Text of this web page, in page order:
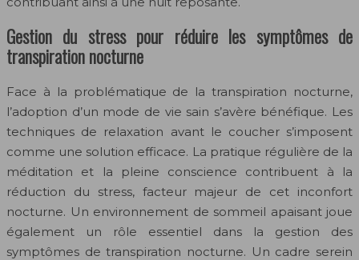
Gestion du stress pour réduire les symptômes de
transpiration nocturne
Face à la problématique de la transpiration nocturne,
l’adoption d’un mode de vie sain s’avère bénéfique. Les
techniques de relaxation avant le coucher s’imposent
comme une solution efficace. La pratique régulière de la
méditation et la pleine conscience contribuent à la
réduction du stress, facteur majeur de cet inconfort
nocturne. Un environnement de sommeil apaisant joue
également un rôle essentiel dans la gestion des
symptômes de transpiration nocturne. Un cadre serein